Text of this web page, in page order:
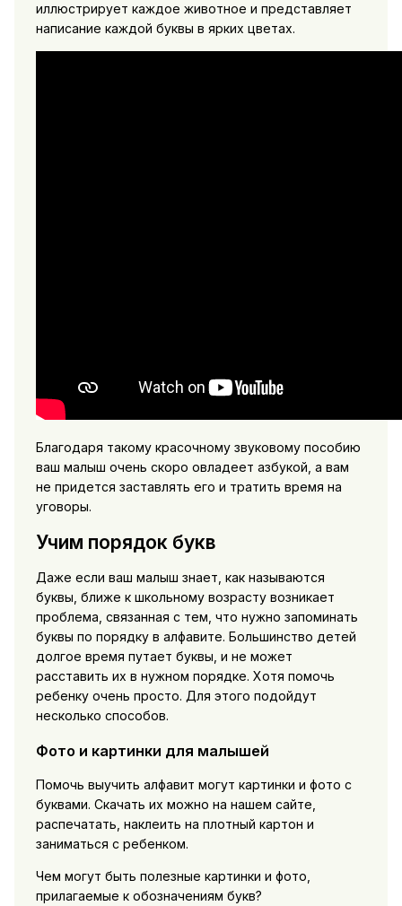
иллюстрирует каждое животное и представляет
написание каждой буквы в ярких цветах.
Благодаря такому красочному звуковому пособию
ваш малыш очень скоро овладеет азбукой, а вам
не придется заставлять его и тратить время на
уговоры.
Учим порядок букв
Даже если ваш малыш знает, как называются
буквы, ближе к школьному возрасту возникает
проблема, связанная с тем, что нужно запоминать
буквы по порядку в алфавите. Большинство детей
долгое время путает буквы, и не может
расставить их в нужном порядке. Хотя помочь
ребенку очень просто. Для этого подойдут
несколько способов.
Фото и картинки для малышей
Помочь выучить алфавит могут картинки и фото с
буквами. Скачать их можно на нашем сайте,
распечатать, наклеить на плотный картон и
заниматься с ребенком.
Чем могут быть полезные картинки и фото,
прилагаемые к обозначениям букв?